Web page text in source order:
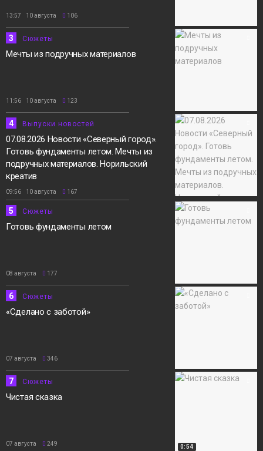
13:57 10 августа 106
3 Сюжеты
Мечты из подручных материалов
11:56 10 августа 123
4 Выпуски новостей
07.08.2026 Новости «Северный город».
Готовь фундаменты летом. Мечты из
подручных материалов. Норильский
креатив
09:56 10 августа 167
5 Сюжеты
Готовь фундаменты летом
08 августа 177
6 Сюжеты
«Сделано с заботой»
07 августа 346
0:54
7 Сюжеты
Чистая сказка
07 августа 249